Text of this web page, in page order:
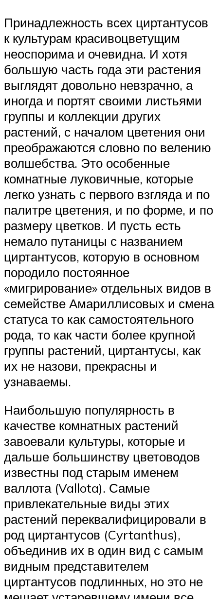
Принадлежность всех циртантусов
к культурам красивоцветущим
неоспорима и очевидна. И хотя
большую часть года эти растения
выглядят довольно невзрачно, а
иногда и портят своими листьями
группы и коллекции других
растений, с началом цветения они
преображаются словно по велению
волшебства. Это особенные
комнатные луковичные, которые
легко узнать с первого взгляда и по
палитре цветения, и по форме, и по
размеру цветков. И пусть есть
немало путаницы с названием
циртантусов, которую в основном
породило постоянное
«мигрирование» отдельных видов в
семействе Амариллисовых и смена
статуса то как самостоятельного
рода, то как части более крупной
группы растений, циртантусы, как
их не назови, прекрасны и
узнаваемы.
Наибольшую популярность в
качестве комнатных растений
завоевали культуры, которые и
дальше большинству цветоводов
известны под старым именем
валлота (Vallota). Самые
привлекательные виды этих
растений переквалифицировали в
род циртантусов (Cyrtanthus),
объединив их в один вид с самым
видным представителем
циртантусов подлинных, но это не